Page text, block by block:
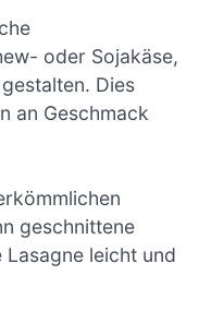
oder Sojakäse,
Dies
an Geschmack
geschnittene
leicht und